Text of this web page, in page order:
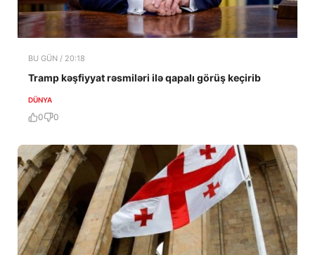
BU GÜN / 20:18
Tramp kəşfiyyat rəsmiləri ilə qapalı görüş keçirib
DÜNYA
0 0